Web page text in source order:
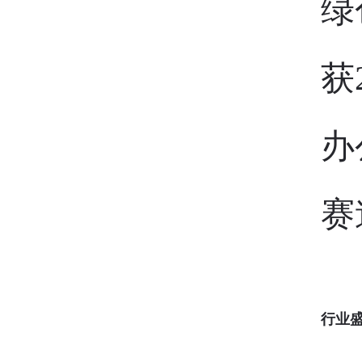
获
行业